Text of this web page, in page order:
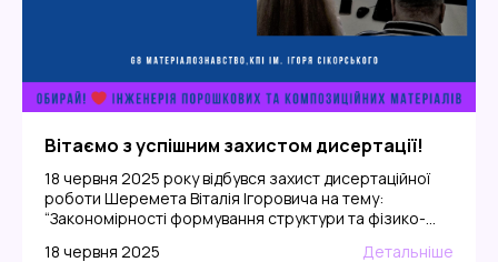
Вітаємо з успішним захистом дисертації!
18 червня 2025 року відбувся захист дисертаційної
роботи Шеремета Віталія Ігоровича на тему:
“Закономірності формування структури та фізико-
18 червня 2025 Детальніше